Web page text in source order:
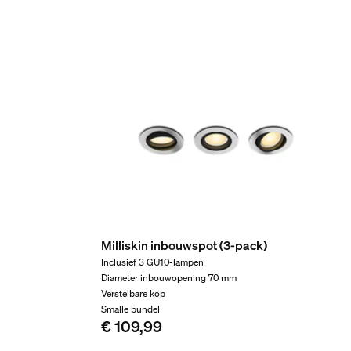
Dimbaar met Hue app en dimmer
Lichtkenmerken
Bundelhoek
40
Kleurweergave-index (CRI)
Milliskin inbouwspot (3-pack)
Inclusief 3 GU10-lampen
Diameter inbouwopening 70 mm
Verstelbare kop
Smalle bundel​
€ 109,99